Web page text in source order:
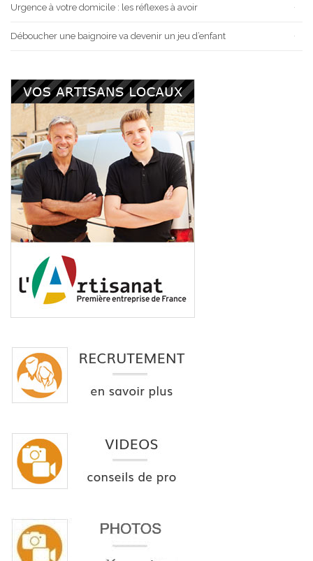
Urgence à votre domicile : les réflexes à avoir
Déboucher une baignoire va devenir un jeu d’enfant